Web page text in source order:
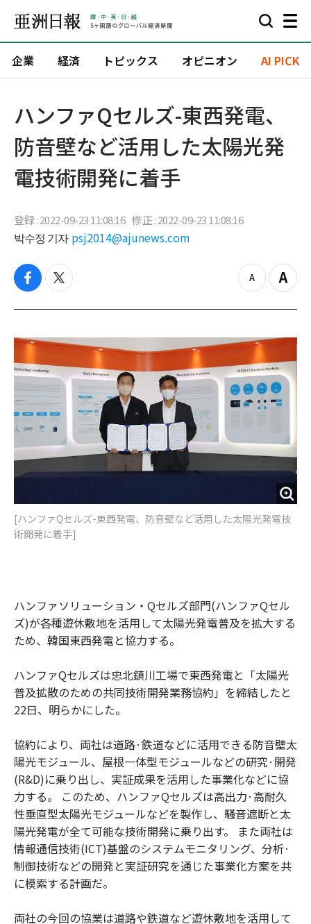
企業 経済 トピックス オピニオン AI PICK
ハンファQセルズ-東西発電、
防音壁など活用した太陽光発
電技術開発に着手
登録 : 2022-09-23 11:08:16 修正 : 2022-09-23 11:08:16
박수정 기자 psj2014@ajunews.com
f
c
b
o
o
k
t
i
t
r
z
o
o
u
t
Z
o
i
[ハンファQセルズ-東西発電、防音壁など活用した太陽光発電技
術開発に着手]
ハンファソリューション・Qセルズ部門(ハンファQセル
ズ)が各種遊休敷地を活用して太陽光発電普及を拡大する
ため、韓国東西発電と協力する。
ハンファQセルズは忠北鎮川工場で東西発電と「太陽光
普及拡散のための共同技術開発業務協約」を締結したと
22日、明らかにした。
協約により、両社は道路·鉄道などに活用できる防音壁太
陽光モジュール、屋根一体型モジュールなどの研究·開発
(R&D)に乗り出し、実証成果を活用した事業化などに協
力する。 このため、ハンファQセルズは高出力·高耐久
性垂直型太陽光モジュールなどを製作し、騒音遮断と太
陽光発電が全て可能な技術開発に乗り出す。 また両社は
情報通信技術(ICT)基盤のシステムモニタリング、分析·
制御技術などの開発と実証研究を通じた事業化方案を共
に模索する計画だ。
両社の今回の協業は道路や鉄道など遊休敷地を活用して